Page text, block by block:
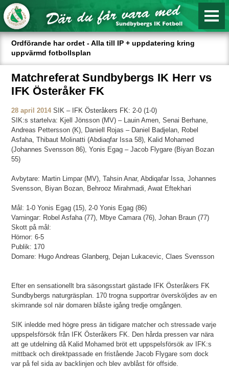
Ordförande har ordet - Alla till IP + uppdatering kring
uppvärmd fotbollsplan
Matchreferat Sundbybergs IK Herr vs
IFK Österåker FK
28 april 2014 SIK – IFK Österåkers FK: 2-0 (1-0)
SIK:s startelva: Kjell Jönsson (MV) – Lauin Amen, Senai Berhane,
Andreas Pettersson (K), Daniell Rojas – Daniel Badjelan, Robel
Asfaha, Thibaut Molinatti (Abdiaqfar Issa 58), Kalid Mohamed
(Johannes Svensson 86), Yonis Egag – Jacob Flygare (Biyan Bozan
55)
Avbytare: Martin Limpar (MV), Tahsin Anar, Abdiqafar Issa, Johannes
Svensson, Biyan Bozan, Behrooz Mirahmadi, Awat Eftekhari
Mål: 1-0 Yonis Egag (15), 2-0 Yonis Egag (86)
Varningar: Robel Asfaha (77), Mbye Camara (76), Johan Braun (77)
Skott på mål:
Hörnor: 6-5
Publik: 170
Domare: Hugo Andreas Glanberg, Dejan Lukacevic, Claes Svensson
Efter en sensationellt bra säsongsstart gästade IFK Österåkers FK
Sundbybergs naturgräsplan. 170 trogna supportrar översköljdes av en
skimrande sol när domaren blåste igång tredje omgången.
SIK inledde med högre press än tidigare matcher och stressade varje
uppspelsförsök från IFK Österåkers FK. Den hårda pressen var nära
att ge utdelning då Kalid Mohamed bröt ett uppspelsförsök av IFK:s
mittback och direktpassade en fristående Jacob Flygare som dock
var på fel sida av backlinjen och blev avblåst för offside.